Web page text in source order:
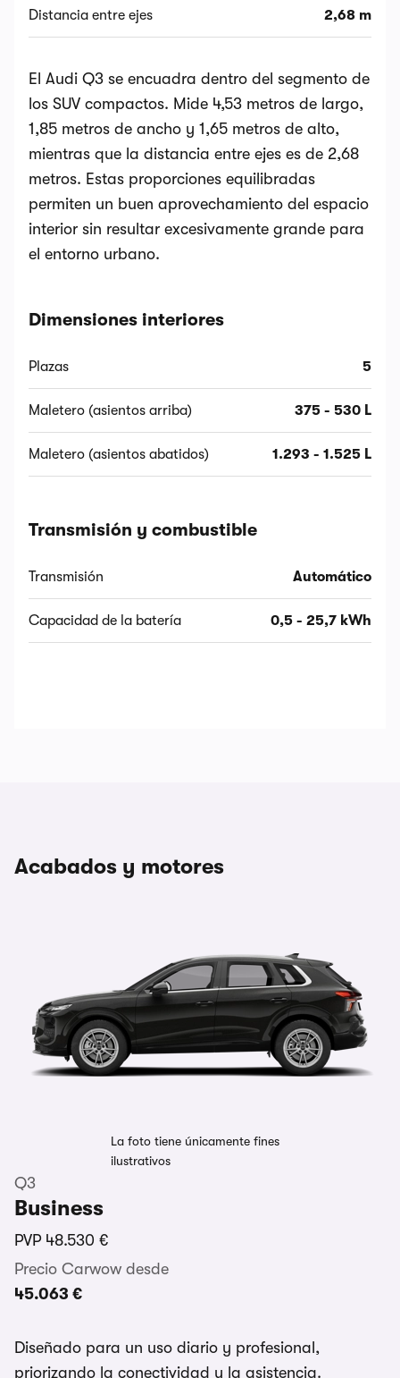
Distancia entre ejes 2,68 m
El Audi Q3 se encuadra dentro del segmento de
los SUV compactos. Mide 4,53 metros de largo,
1,85 metros de ancho y 1,65 metros de alto,
mientras que la distancia entre ejes es de 2,68
metros. Estas proporciones equilibradas
permiten un buen aprovechamiento del espacio
interior sin resultar excesivamente grande para
el entorno urbano.
Dimensiones interiores
Plazas 5
Maletero (asientos arriba) 375 - 530 L
Maletero (asientos abatidos) 1.293 - 1.525 L
Transmisión y combustible
Transmisión Automático
Capacidad de la batería 0,5 - 25,7 kWh
Acabados y motores
La foto tiene únicamente fines
ilustrativos
Q3
Business
PVP 48.530 €
Precio Carwow desde
45.063 €
Diseñado para un uso diario y profesional,
priorizando la conectividad y la asistencia.